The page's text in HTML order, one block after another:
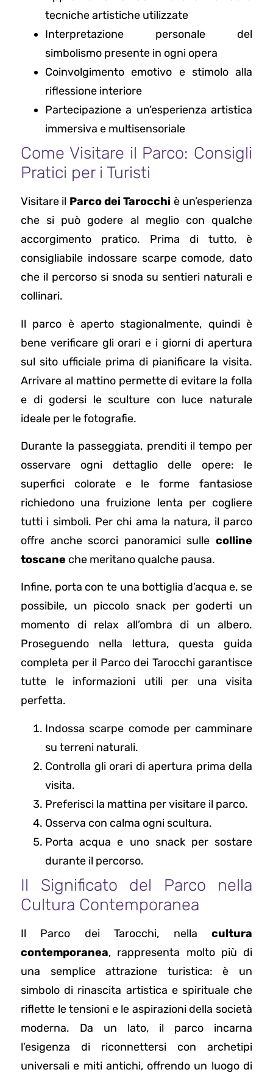
tecniche artistiche utilizzate
Interpretazione personale del
simbolismo presente in ogni opera
Coinvolgimento emotivo e stimolo alla
riflessione interiore
Partecipazione a un’esperienza artistica
immersiva e multisensoriale
Come Visitare il Parco: Consigli
Pratici per i Turisti
Visitare il Parco dei Tarocchi è un’esperienza
che si può godere al meglio con qualche
accorgimento pratico. Prima di tutto, è
consigliabile indossare scarpe comode, dato
che il percorso si snoda su sentieri naturali e
collinari.
Il parco è aperto stagionalmente, quindi è
bene verificare gli orari e i giorni di apertura
sul sito ufficiale prima di pianificare la visita.
Arrivare al mattino permette di evitare la folla
e di godersi le sculture con luce naturale
ideale per le fotografie.
Durante la passeggiata, prenditi il tempo per
osservare ogni dettaglio delle opere: le
superfici colorate e le forme fantasiose
richiedono una fruizione lenta per cogliere
tutti i simboli. Per chi ama la natura, il parco
offre anche scorci panoramici sulle colline
toscane che meritano qualche pausa.
Infine, porta con te una bottiglia d’acqua e, se
possibile, un piccolo snack per goderti un
momento di relax all’ombra di un albero.
Proseguendo nella lettura, questa guida
completa per il Parco dei Tarocchi garantisce
tutte le informazioni utili per una visita
perfetta.
Indossa scarpe comode per camminare
su terreni naturali.
Controlla gli orari di apertura prima della
visita.
Preferisci la mattina per visitare il parco.
Osserva con calma ogni scultura.
Porta acqua e uno snack per sostare
durante il percorso.
Il Significato del Parco nella
Cultura Contemporanea
Il Parco dei Tarocchi, nella cultura
contemporanea, rappresenta molto più di
una semplice attrazione turistica: è un
simbolo di rinascita artistica e spirituale che
riflette le tensioni e le aspirazioni della società
moderna. Da un lato, il parco incarna
l’esigenza di riconnettersi con archetipi
universali e miti antichi, offrendo un luogo di